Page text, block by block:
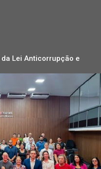
da Lei Anticorrupção e